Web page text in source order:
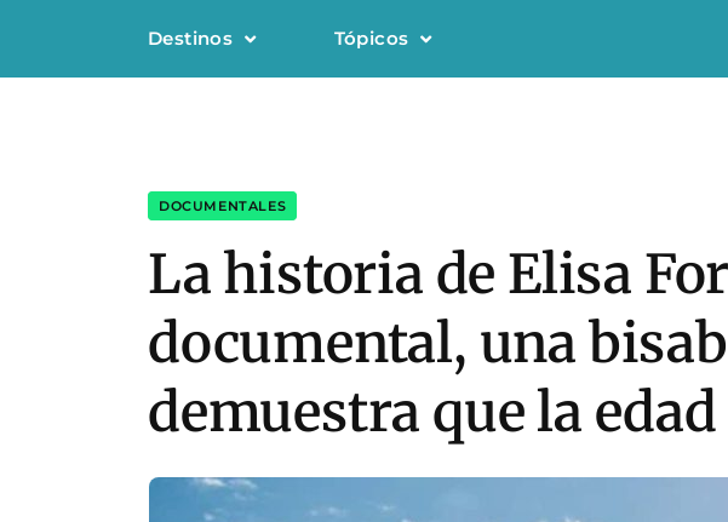
Destinos Tópicos
DOCUMENTALES
La historia de Elisa
documental, una
demuestra que la